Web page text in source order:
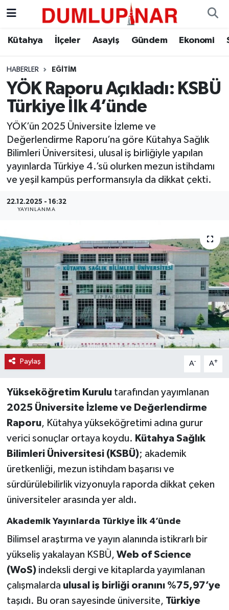
Kütahya İlçeler Asayiş Gündem Ekonomi
HABERLER EĞITIM
YÖK Raporu Açıkladı: KSBÜ
Türkiye İlk 4’ünde
YÖK’ün 2025 Üniversite İzleme ve
Değerlendirme Raporu’na göre Kütahya Sağlık
Bilimleri Üniversitesi, ulusal iş birliğiyle yapılan
yayınlarda Türkiye 4.’sü olurken mezun istihdamı
ve yeşil kampüs performansıyla da dikkat çekti.
22.12.2025 - 16:32
YAYINLANMA
Paylaş A- A+
Yükseköğretim Kurulutarafından yayımlanan
2025 Üniversite İzleme ve Değerlendirme
Raporu, Kütahya yükseköğretimi adına gurur
verici sonuçlar ortaya koydu. Kütahya Sağlık
Bilimleri Üniversitesi (KSBÜ); akademik
üretkenliği, mezun istihdam başarısı ve
sürdürülebilirlik vizyonuyla raporda dikkat çeken
üniversiteler arasında yer aldı.
Akademik Yayınlarda Türkiye İlk 4’ünde
Bilimsel araştırma ve yayın alanında istikrarlı bir
yükseliş yakalayan KSBÜ, Web of Science
(WoS)indeksli dergi ve kitaplarda yayımlanan
çalışmalarda ulusal iş birliği oranını %75,97’ye
taşıdı. Bu oran sayesinde üniversite, Türkiye
Asayiş
Diğer
Dünya
Eğitim
Ekonomi
Eleman
Haber
Haber İlanlar
Kültür-Sanat
Magazin
Resmi İlanlar
Seri İlan
Siyaset
Spor
Teknoloji
Vefat Haberleri
Yaşam
Kütahya Hava Durumu
Kütahya Trafik Yoğunluk Haritası
Süper Lig Puan Durumu ve Fikstür
Tüm Manşetler
Son Dakika Haberleri
Haber Arşivi